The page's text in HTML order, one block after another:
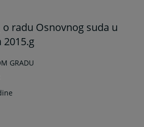
radu Osnovnog suda u
2015.g
GRADU